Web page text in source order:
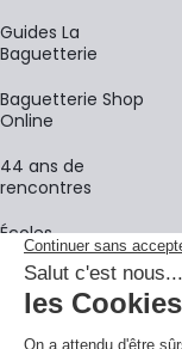
Guides La
Baguetterie
Baguetterie Shop
Online
44 ans de
rencontres
Écoles
La newsletter
Adresse e-mail